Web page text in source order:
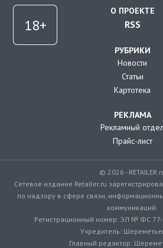
О ПРОЕКТЕ
RSS
РУБРИКИ
Новости
Статьи
Картотека
РЕКЛАМА
Рекламный отдел
Прайс-лист
© 2026 -
Сетевое издание Retailer.ru
по надзору в сфере связи,
коммуникаций.
Регистрационный номер: ЭЛ № ФС
Учредитель:
Главный редактор: